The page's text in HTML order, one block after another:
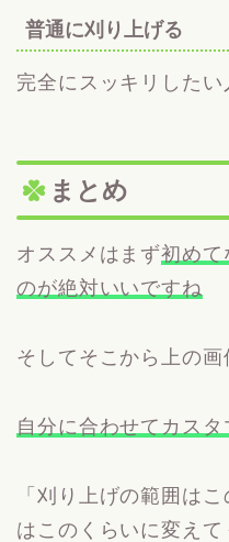
普通に刈り上げる
完全にスッキリしたい
まとめ
オススメはまず初めて
のが絶対いいですね
そしてそこから上の画
自分に合わせてカス
「刈り上げの範囲は
はこのくらいに変えて